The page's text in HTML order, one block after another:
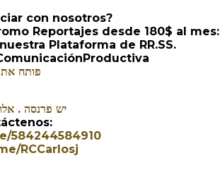
con nosotros?
Reportajes desde 180$ al mes:
Plataforma de RR.SS.
פותח את
יש פרנסה .
584244584910
RCCarlosj